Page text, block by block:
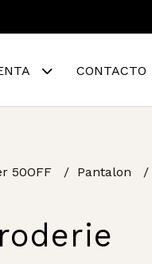
CONTACTO
50OFF
Pantalon